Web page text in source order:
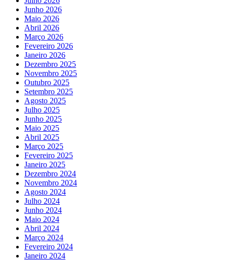
Junho 2026
Maio 2026
Abril 2026
Março 2026
Fevereiro 2026
Janeiro 2026
Dezembro 2025
Novembro 2025
Outubro 2025
Setembro 2025
Agosto 2025
Julho 2025
Junho 2025
Maio 2025
Abril 2025
Março 2025
Fevereiro 2025
Janeiro 2025
Dezembro 2024
Novembro 2024
Agosto 2024
Julho 2024
Junho 2024
Maio 2024
Abril 2024
Março 2024
Fevereiro 2024
Janeiro 2024